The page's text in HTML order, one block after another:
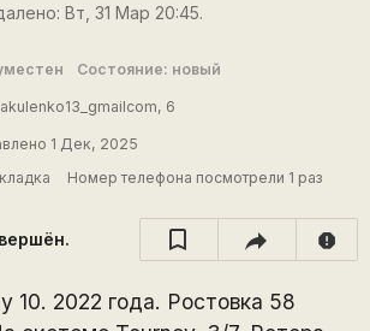
Вт, 31 Мар 20:45.
Состояние: новый
6
1 Дек, 2025
Номер телефона посмотрели 1 раз
report
10. 2022 года. Ростовка 58